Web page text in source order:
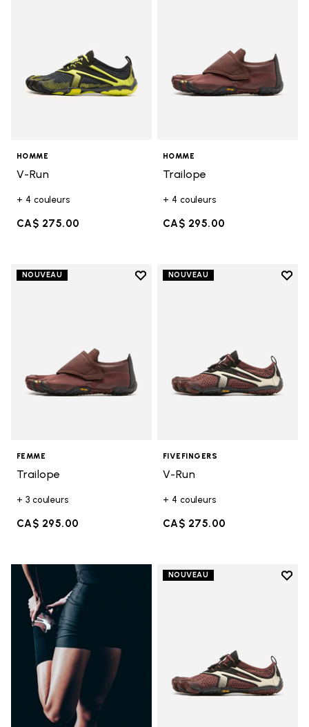
HOMME
V-Run
+ 4 couleurs
CA$ 275.00
HOMME
Trailope
+ 4 couleurs
CA$ 295.00
NOUVEAU
Add to wishlist
FEMME
Trailope
+ 3 couleurs
CA$ 295.00
NOUVEAU
Add
FIVEFINGERS
V-Run
+ 4 couleurs
CA$ 275.00
NOUVEAU
Add